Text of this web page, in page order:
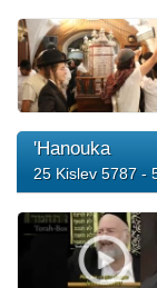
'Hanouka
25 Kislev 5787 -